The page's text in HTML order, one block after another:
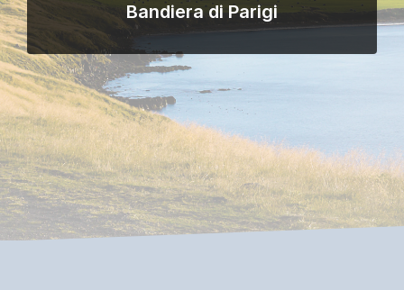
Bandiera di Parigi